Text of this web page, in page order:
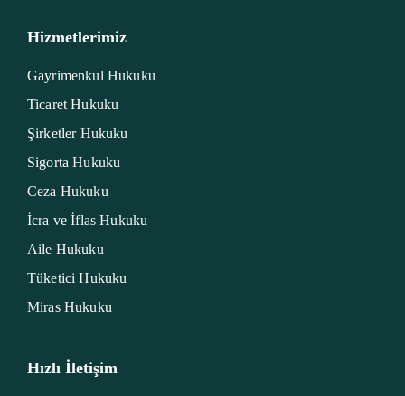
Hizmetlerimiz
Gayrimenkul Hukuku
Ticaret Hukuku
Şirketler Hukuku
Sigorta Hukuku
Ceza Hukuku
İcra ve İflas Hukuku
Aile Hukuku
Tüketici Hukuku
Miras Hukuku
Hızlı İletişim